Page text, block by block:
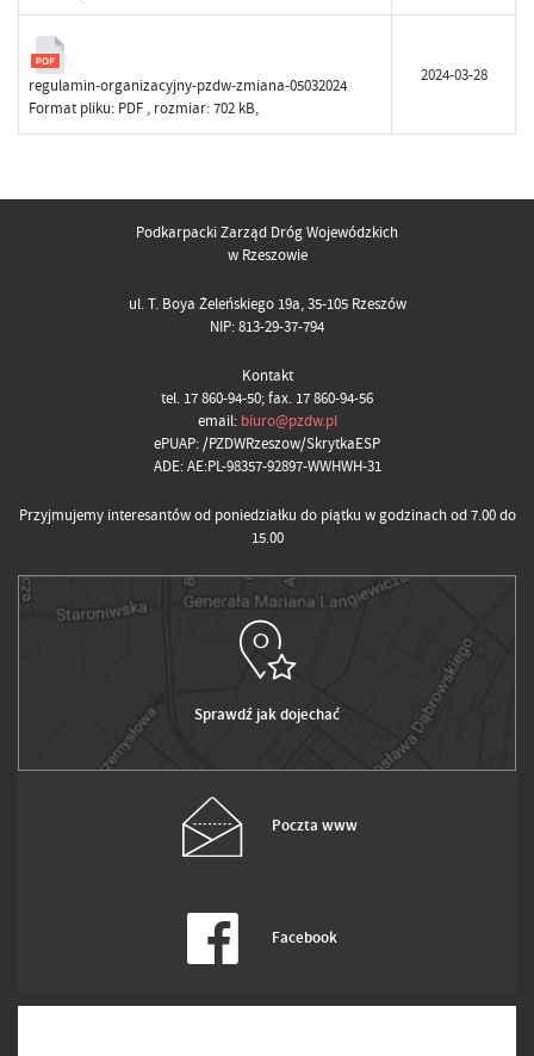
regulamin-organizacyjny-pzdw-zmiana-05032024
Format pliku: PDF , rozmiar: 702 kB,
2024-03-28
Podkarpacki Zarząd Dróg Wojewódzkich
w Rzeszowie
ul. T. Boya Żeleńskiego 19a, 35-105 Rzeszów
NIP: 813-29-37-794
Kontakt
tel. 17 860-94-50; fax. 17 860-94-56
email: biuro@pzdw.pl
ePUAP: /PZDWRzeszow/SkrytkaESP
ADE: AE:PL-98357-92897-WWHWH-31
Przyjmujemy interesantów od poniedziałku do piątku w godzinach od 7.00 do
15.00
Sprawdź jak dojechać
Poczta www
Facebook